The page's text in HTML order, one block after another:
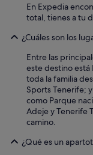
En Expedia
total, tienes a tu
¿Cuáles son los
Entre las
este destino está
toda la familia
Sports Tenerife;
como Parque
Adeje y Tenerife
camino.
¿Qué es un